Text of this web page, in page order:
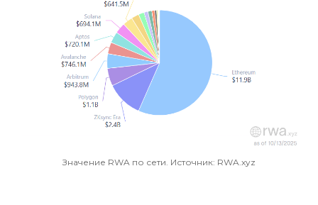
Значение RWA по сети. Источник: RWA.xyz